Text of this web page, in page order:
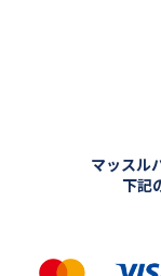
マッスル
下記